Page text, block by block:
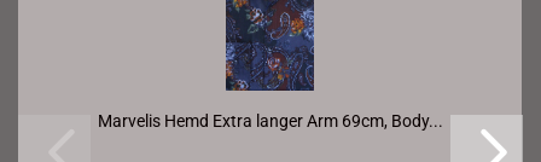
Marvelis Hemd Extra langer Arm 69cm, Body...